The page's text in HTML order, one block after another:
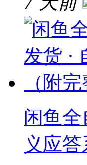
闲鱼
义应